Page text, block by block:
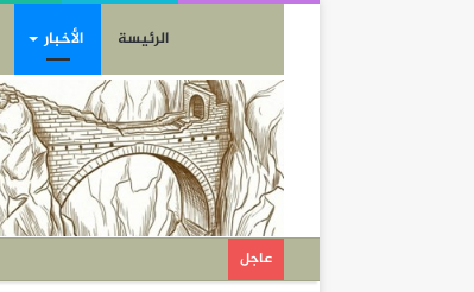
الرئيسة الأخبار
عاجل